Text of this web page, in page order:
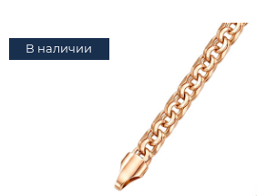
В наличии